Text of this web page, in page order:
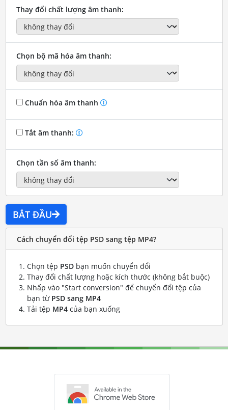
Thay đổi chất lượng âm thanh:
Chọn bộ mã hóa âm thanh:
Chuẩn hóa âm thanh
Tắt âm thanh:
Chọn tần số âm thanh:
BẮT ĐẦU
Cách chuyển đổi tệp PSD sang tệp MP4?
Chọn tệp PSDbạn muốn chuyển đổi
Thay đổi chất lượng hoặc kích thước (không bắt buộc)
Nhấp vào "Start conversion" để chuyển đổi tệp của
bạn từ PSD sang MP4
Tải tệp MP4của bạn xuống